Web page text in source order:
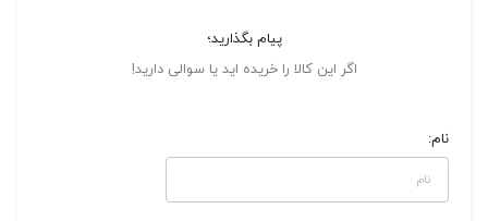
پیام بگذارید؛
اگر این کالا را خریده اید یا سوالی دارید!
نام: